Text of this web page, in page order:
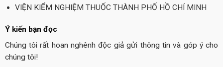
VIỆN KIỂM NGHIỆM THUỐC THÀNH PHỐ HỒ CHÍ MINH
Ý kiến bạn đọc
Chúng tôi rất hoan nghênh độc giả gửi thông tin và góp ý cho
chúng tôi!